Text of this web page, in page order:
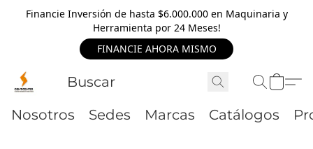
Financie Inversión de hasta $6.000.000 en Maquinaria y
Herramienta por 24 Meses!
FINANCIE AHORA MISMO
Nosotros Sedes Marcas Catálogos